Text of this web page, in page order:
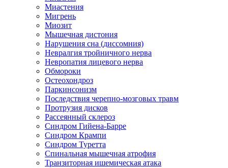
Миастения
Мигрень
Миозит
Мышечная дистония
Нарушения сна (диссомния)
Невралгия тройничного нерва
Невропатия лицевого нерва
Обмороки
Остеохондроз
Паркинсонизм
Последствия черепно-мозговых травм
Протрузия дисков
Рассеянный склероз
Синдром Гийена-Барре
Синдром Крампи
Синдром Туретта
Спинальная мышечная атрофия
Транзиторная ишемическая атака